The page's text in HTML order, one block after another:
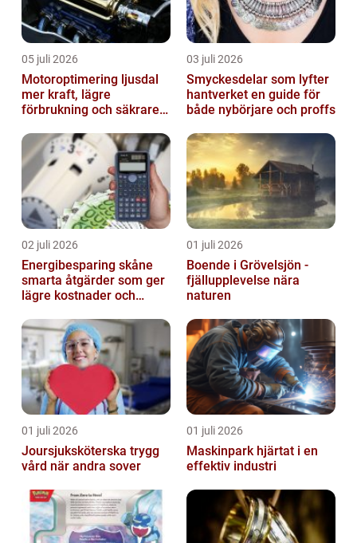
05 juli 2026
Motoroptimering ljusdal
mer kraft, lägre
förbrukning och säkrare
03 juli 2026
Smyckesdelar som lyfter
hantverket en guide för
både nybörjare och proffs
02 juli 2026
Energibesparing skåne
smarta åtgärder som ger
lägre kostnader och
01 juli 2026
Boende i Grövelsjön -
fjällupplevelse nära
naturen
01 juli 2026
Joursjuksköterska trygg
vård när andra sover
01 juli 2026
Maskinpark hjärtat i en
effektiv industri